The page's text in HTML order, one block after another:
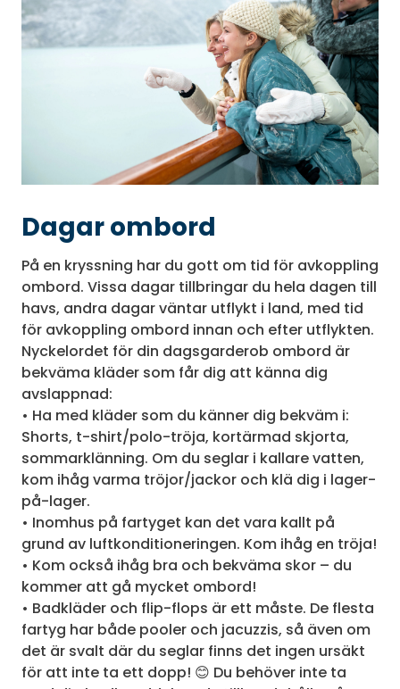
Dagar ombord
På en kryssning har du gott om tid för avkoppling
ombord. Vissa dagar tillbringar du hela dagen till
havs, andra dagar väntar utflykt i land, med tid
för avkoppling ombord innan och efter utflykten.
Nyckelordet för din dagsgarderob ombord är
bekväma kläder som får dig att känna dig
avslappnad:
• Ha med kläder som du känner dig bekväm i:
Shorts, t-shirt/polo-tröja, kortärmad skjorta,
sommarklänning. Om du seglar i kallare vatten,
kom ihåg varma tröjor/jackor och klä dig i lager-
på-lager.
• Inomhus på fartyget kan det vara kallt på
grund av luftkonditioneringen. Kom ihåg en tröja!
• Kom också ihåg bra och bekväma skor – du
kommer att gå mycket ombord!
• Badkläder och flip-flops är ett måste. De flesta
fartyg har både pooler och jacuzzis, så även om
det är svalt där du seglar finns det ingen ursäkt
för att inte ta ett dopp! 😊 Du behöver inte ta